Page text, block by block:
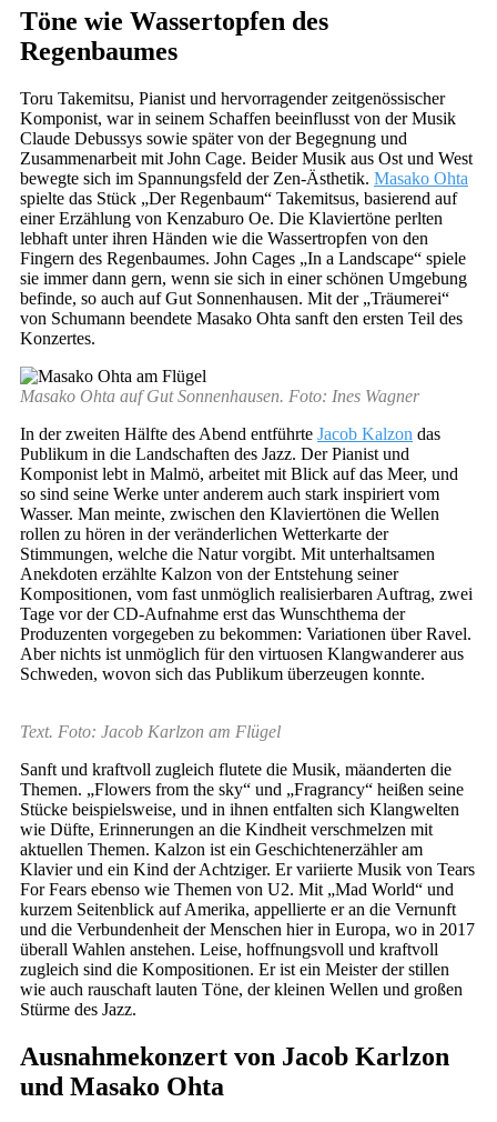
Töne wie Wassertopfen des
Regenbaumes
Toru Takemitsu, Pianist und hervorragender zeitgenössischer
Komponist, war in seinem Schaffen beeinflusst von der Musik
Claude Debussys sowie später von der Begegnung und
Zusammenarbeit mit John Cage. Beider Musik aus Ost und West
bewegte sich im Spannungsfeld der Zen-Ästhetik. Masako Ohta
spielte das Stück „Der Regenbaum“ Takemitsus, basierend auf
einer Erzählung von Kenzaburo Oe. Die Klaviertöne perlten
lebhaft unter ihren Händen wie die Wassertropfen von den
Fingern des Regenbaumes. John Cages „In a Landscape“ spiele
sie immer dann gern, wenn sie sich in einer schönen Umgebung
befinde, so auch auf Gut Sonnenhausen. Mit der „Träumerei“
von Schumann beendete Masako Ohta sanft den ersten Teil des
Konzertes.
Masako Ohta auf Gut Sonnenhausen. Foto: Ines Wagner
In der zweiten Hälfte des Abend entführte Jacob Kalzon das
Publikum in die Landschaften des Jazz. Der Pianist und
Komponist lebt in Malmö, arbeitet mit Blick auf das Meer, und
so sind seine Werke unter anderem auch stark inspiriert vom
Wasser. Man meinte, zwischen den Klaviertönen die Wellen
rollen zu hören in der veränderlichen Wetterkarte der
Stimmungen, welche die Natur vorgibt. Mit unterhaltsamen
Anekdoten erzählte Kalzon von der Entstehung seiner
Kompositionen, vom fast unmöglich realisierbaren Auftrag, zwei
Tage vor der CD-Aufnahme erst das Wunschthema der
Produzenten vorgegeben zu bekommen: Variationen über Ravel.
Aber nichts ist unmöglich für den virtuosen Klangwanderer aus
Schweden, wovon sich das Publikum überzeugen konnte.
Text. Foto: Jacob Karlzon am Flügel
Sanft und kraftvoll zugleich flutete die Musik, mäanderten die
Themen. „Flowers from the sky“ und „Fragrancy“ heißen seine
Stücke beispielsweise, und in ihnen entfalten sich Klangwelten
wie Düfte, Erinnerungen an die Kindheit verschmelzen mit
aktuellen Themen. Kalzon ist ein Geschichtenerzähler am
Klavier und ein Kind der Achtziger. Er variierte Musik von Tears
For Fears ebenso wie Themen von U2. Mit „Mad World“ und
kurzem Seitenblick auf Amerika, appellierte er an die Vernunft
und die Verbundenheit der Menschen hier in Europa, wo in 2017
überall Wahlen anstehen. Leise, hoffnungsvoll und kraftvoll
zugleich sind die Kompositionen. Er ist ein Meister der stillen
wie auch rauschaft lauten Töne, der kleinen Wellen und großen
Stürme des Jazz.
Ausnahmekonzert von Jacob Karlzon
und Masako Ohta